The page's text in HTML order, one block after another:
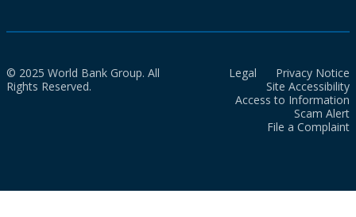
© 2025 World Bank Group. All
Rights Reserved.
Legal
Privacy Notice
Site Accessibility
Access to Information
Scam Alert
File a Complaint